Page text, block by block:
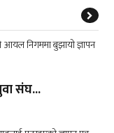
संघ...